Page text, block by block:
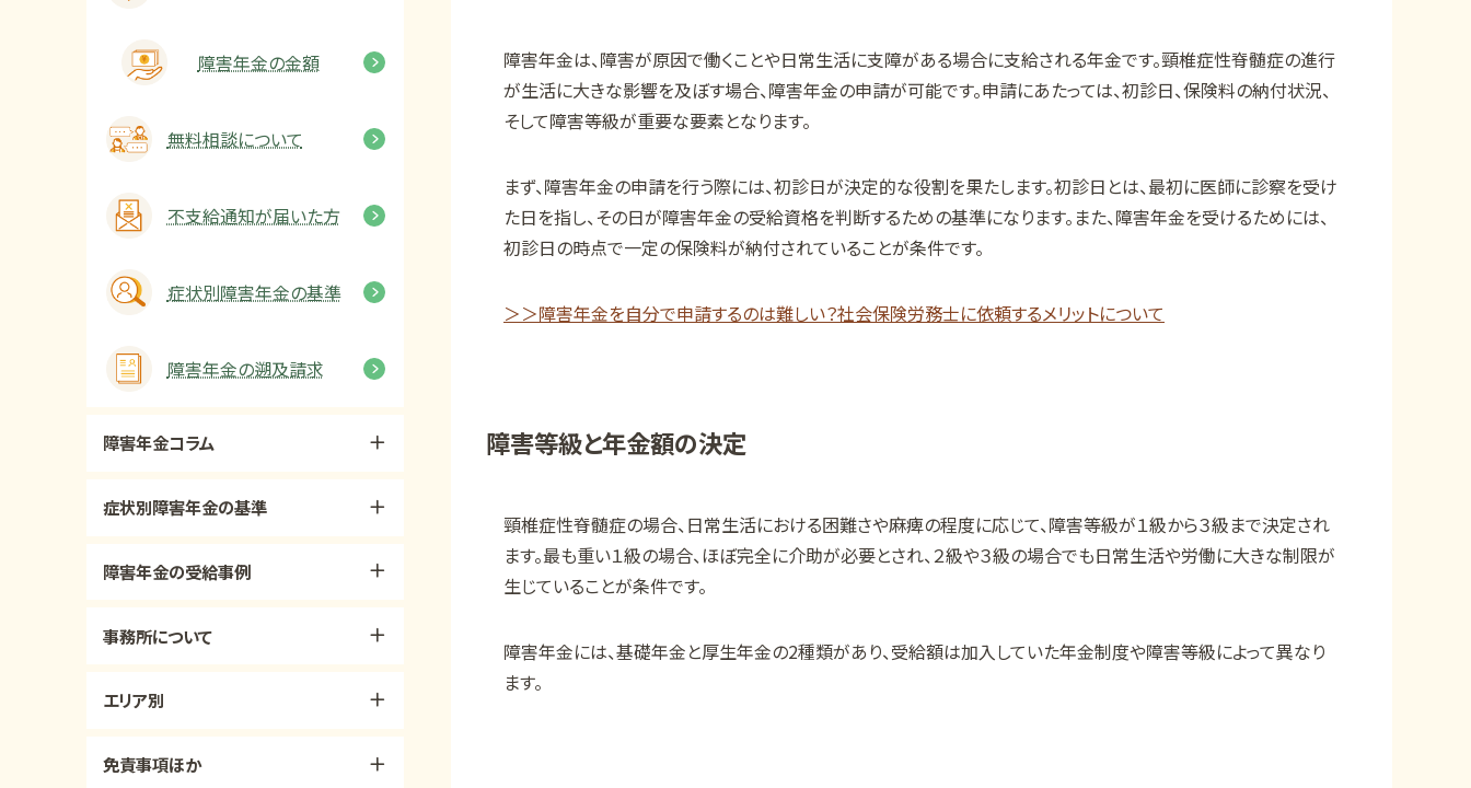
障害年金は、障害が原因で働くことや日常生活に支障がある場合に支給される年金です。頸椎症性脊髄症の進行
が生活に大きな影響を及ぼす場合、障害年金の申請が可能です。申請にあたっては、初診日、保険料の納付状況、
そして障害等級が重要な要素となります。
まず、障害年金の申請を行う際には、初診日が決定的な役割を果たします。初診日とは、最初に医師に診察を受け
た日を指し、その日が障害年金の受給資格を判断するための基準になります。また、障害年金を受けるためには、
初診日の時点で一定の保険料が納付されていることが条件です。
＞＞障害年金を自分で申請するのは難しい？社会保険労務士に依頼するメリットについて
障害等級と年金額の決定
頸椎症性脊髄症の場合、日常生活における困難さや麻痺の程度に応じて、障害等級が１級から３級まで決定され
ます。最も重い１級の場合、ほぼ完全に介助が必要とされ、２級や３級の場合でも日常生活や労働に大きな制限が
生じていることが条件です。
障害年金には、基礎年金と厚生年金の2種類があり、受給額は加入していた年金制度や障害等級によって異なり
ます。
障害年金の金額
無料相談について
不支給通知が届いた方
症状別障害年金の基準
障害年金の遡及請求
障害年金コラム
症状別障害年金の基準
障害年金の受給事例
事務所について
エリア別
免責事項ほか